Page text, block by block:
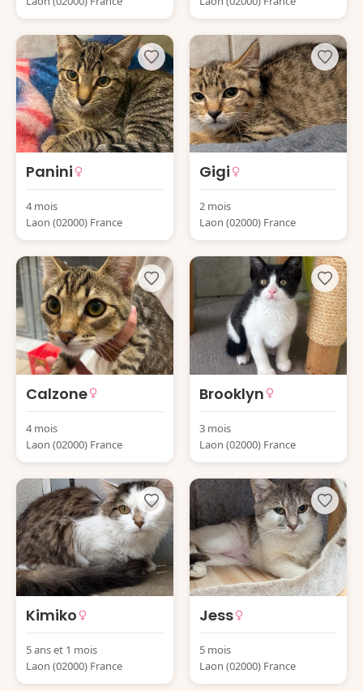
Panini
4 mois
Laon (02000) France
Gigi
2 mois
Laon (02000) France
Calzone
4 mois
Laon (02000) France
Brooklyn
3 mois
Laon (02000) France
Kimiko
5 ans et 1 mois
Laon (02000) France
Jess
5 mois
Laon (02000) France